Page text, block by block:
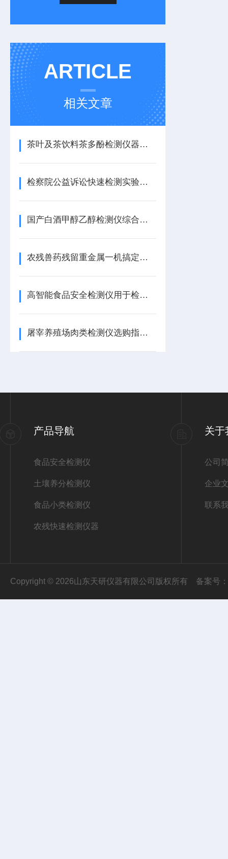
ARTICLE
相关文章
茶叶及茶饮料茶多酚检测仪器设备选购技巧，2026年6月天研品牌高性价比测评
检察院公益诉讼快速检测实验室【重磅推荐】检察院公益诉讼快速检测实验室
国产白酒甲醇乙醇检测仪综合排名揭晓：天研、天弘领-跑行业技术革新
农残兽药残留重金属一机搞定！多功能果蔬肉类检测仪，让问题食品无处遁形
高智能食品安全检测仪用于检测果蔬农药残留重金属含量等
屠宰养殖场肉类检测仪选购指南：2026年热销品牌与型号深度解析
产品导航
食品安全检测仪
土壤养分检测仪
食品小类检测仪
农残快速检测仪器
关于
公司
企业
联系
Copyright © 2026山东天研仪器有限公司版权所有 备案号